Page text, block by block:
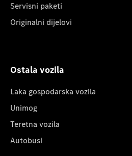
Servisni paketi
Originalni dijelovi
Ostala vozila
Laka gospodarska vozila
Unimog
Teretna vozila
Autobusi